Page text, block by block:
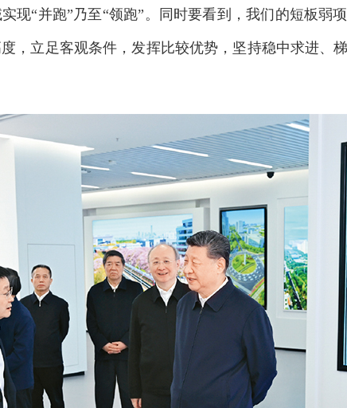
现“并跑”乃至“领跑”。同时要看到，我们的短板弱
，立足客观条件，发挥比较优势，坚持稳中求进、